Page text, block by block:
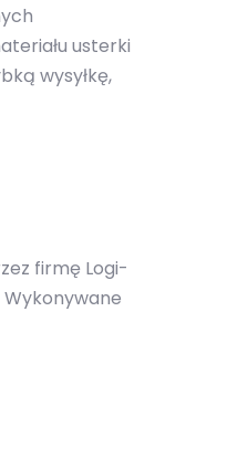
usterki
wysyłkę,
firmę Logi-